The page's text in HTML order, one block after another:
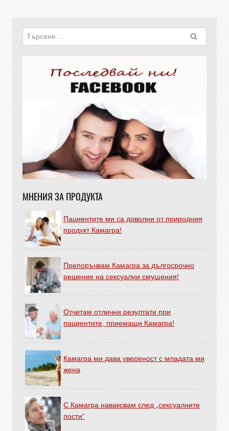
МНЕНИЯ ЗА ПРОДУКТА
Пациентите ми са доволни от природния
продукт Камагра!
Препоръчвам Камагра за дългосрочно
решение на сексуални смущения!
Отчитам отлични резултати при
пациентите, приемащи Камагра!
Камагра ми дава увереност с младата ми
жена
С Камагра наваксвам след „сексуалните
пости“